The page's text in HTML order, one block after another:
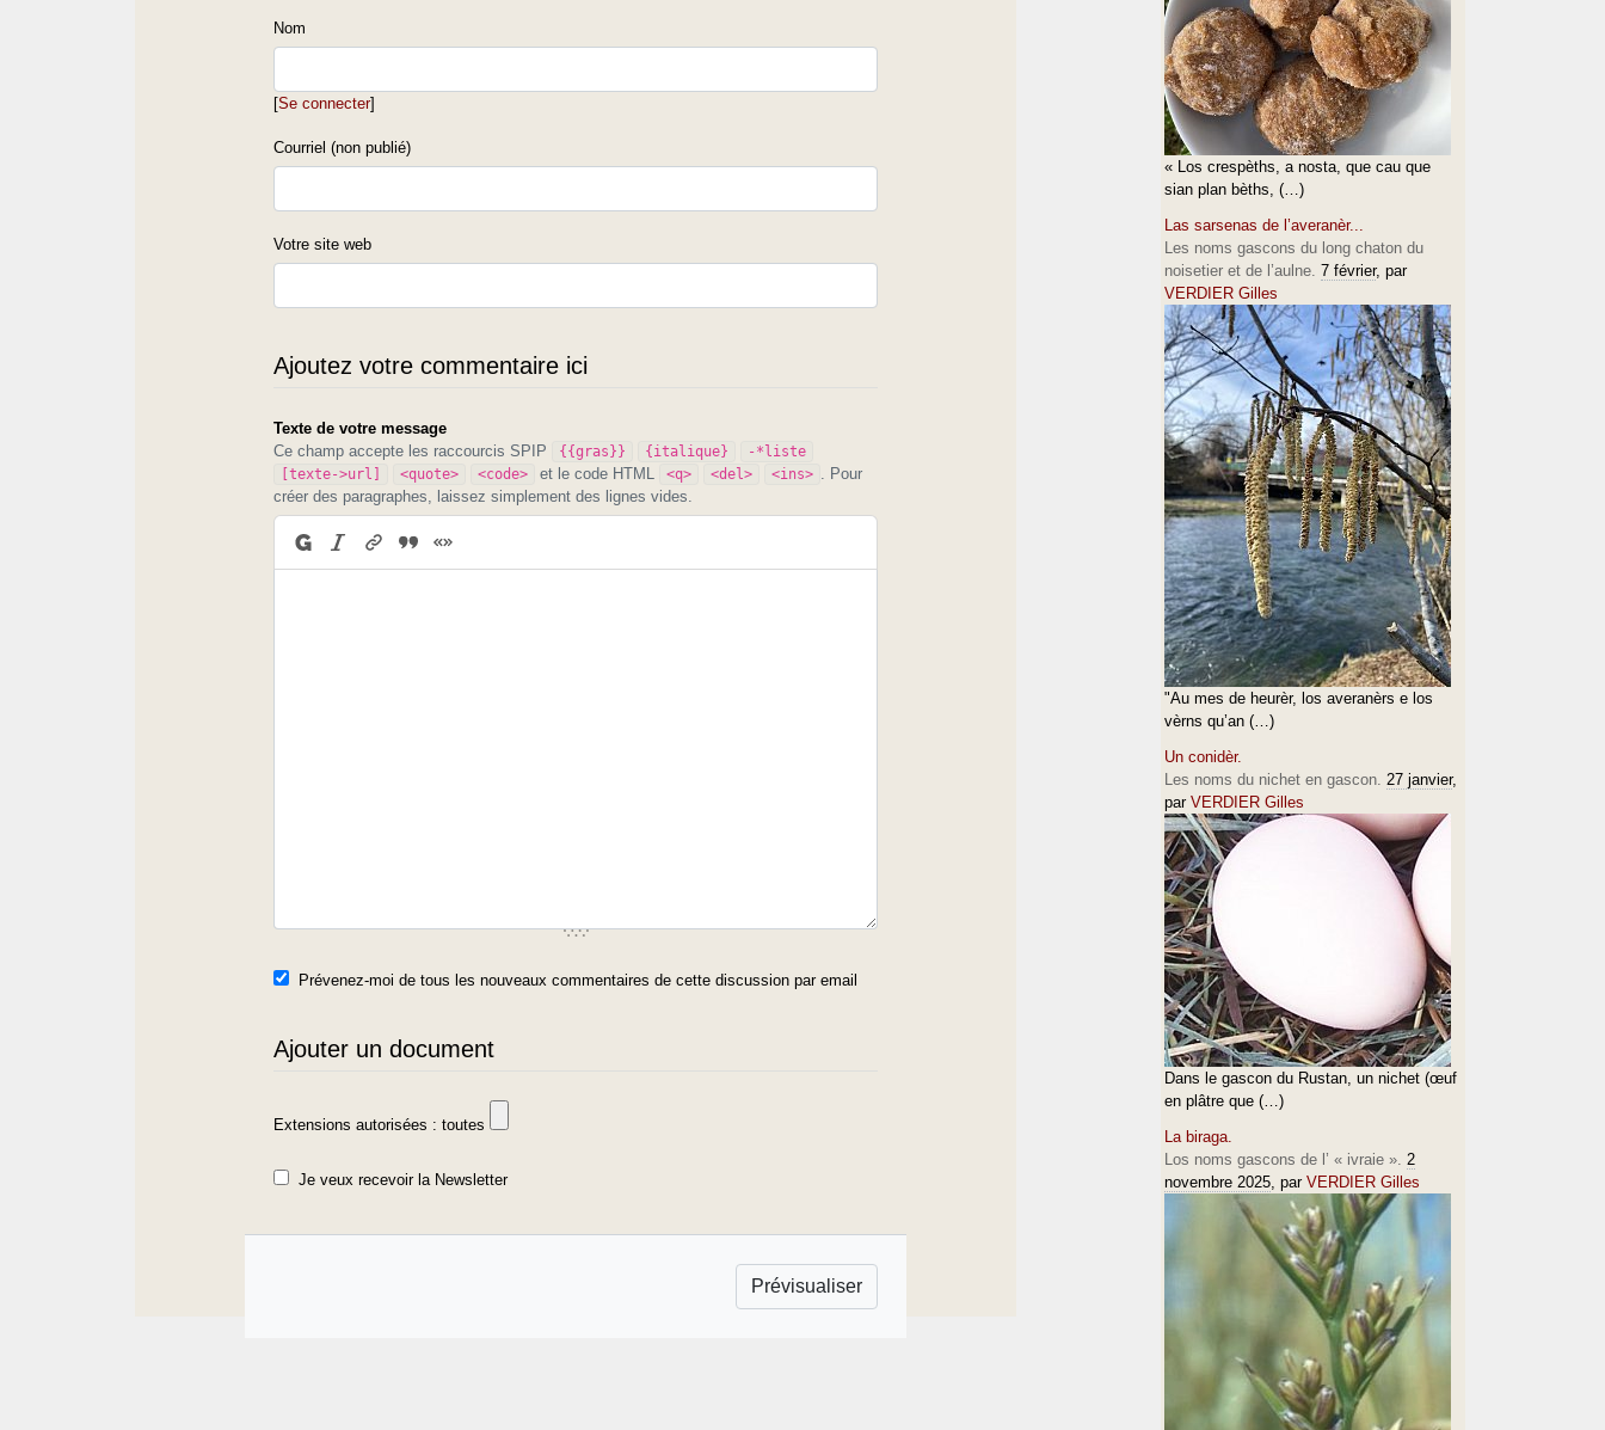
Nom
[Se connecter]
Courriel (non publié)
Votre site web
Ajoutez votre commentaire ici
Texte de votre message
Ce champ accepte les raccourcis SPIP
{{gras}} {italique}
-*liste
[texte->url]
<quote> <code> et le code HTML <q> <del> <ins>
. Pour
créer des paragraphes, laissez simplement des lignes vides.
Prévenez-moi de tous les nouveaux commentaires de cette discussion par email
Ajouter un document
Extensions autorisées : toutes
Je veux recevoir la Newsletter
« Los crespèths, a nosta, que cau que
sian plan bèths, (…)
Las sarsenas de l’averanèr...
Les noms gascons du long chaton du
noisetier et de l’aulne. 7 février, par
VERDIER Gilles
"Au mes de heurèr, los averanèrs e los
vèrns qu’an (…)
Un conidèr.
Les noms du nichet en gascon. 27 janvier,
par VERDIER Gilles
Dans le gascon du Rustan, un nichet (œuf
en plâtre que (…)
La biraga.
Los noms gascons de l’ « ivraie ». 2
novembre 2025, par VERDIER Gilles